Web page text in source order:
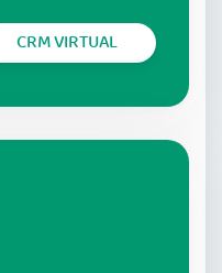
CRM VIRTUAL